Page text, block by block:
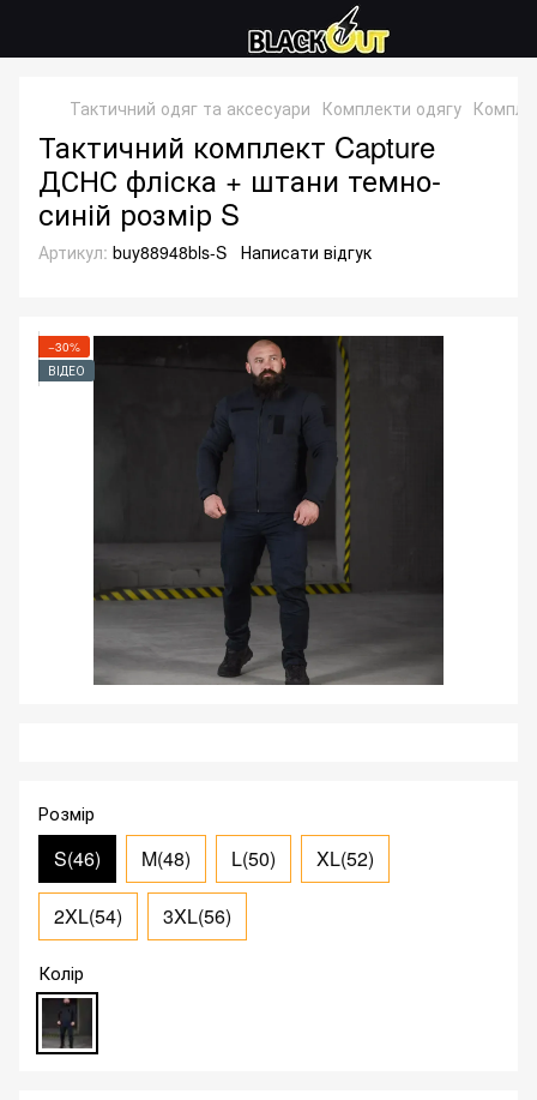
Тактичний одяг та аксесуари Комплекти одягу
Тактичний комплект Capture
ДСНС фліска + штани темно-
синій розмір S
Артикул: buy88948bls-S Написати відгук
−30%
ВІДЕО
Розмір
S(46) M(48) L(50) XL(52)
2XL(54) 3XL(56)
Колір